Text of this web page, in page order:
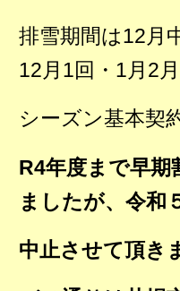
排雪期間は12月
12月1回・1月2
シーズン基本契
R4年度まで早期
ましたが、令和
中止させて頂き